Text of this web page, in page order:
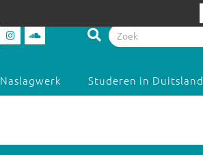
Naslagwerk Studeren in Duitsland